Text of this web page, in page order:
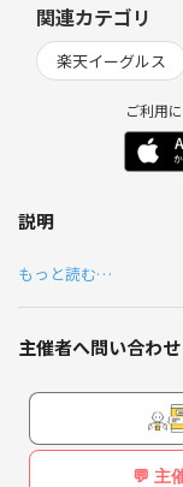
関連カテゴリ
楽天イーグルス
ご利用
説明
もっと読む…
主催者へ問い合わせ
💬 主